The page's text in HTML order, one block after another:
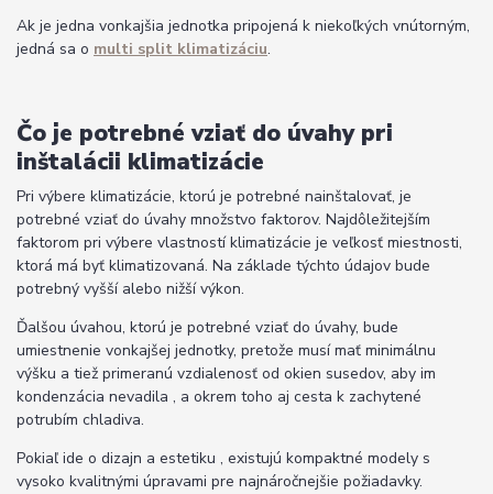
Ak je jedna vonkajšia jednotka pripojená k niekoľkých vnútorným,
jedná sa o multi split klimatizáciu.
Čo je potrebné vziať do úvahy pri
inštalácii klimatizácie
Pri výbere klimatizácie, ktorú je potrebné nainštalovať, je
potrebné vziať do úvahy množstvo faktorov. Najdôležitejším
faktorom pri výbere vlastností klimatizácie je veľkosť miestnosti,
ktorá má byť klimatizovaná. Na základe týchto údajov bude
potrebný vyšší alebo nižší výkon.
Ďalšou úvahou, ktorú je potrebné vziať do úvahy, bude
umiestnenie vonkajšej jednotky, pretože musí mať minimálnu
výšku a tiež primeranú vzdialenosť od okien susedov, aby im
kondenzácia nevadila , a okrem toho aj cesta k zachytené
potrubím chladiva.
Pokiaľ ide o dizajn a estetiku , existujú kompaktné modely s
vysoko kvalitnými úpravami pre najnáročnejšie požiadavky.